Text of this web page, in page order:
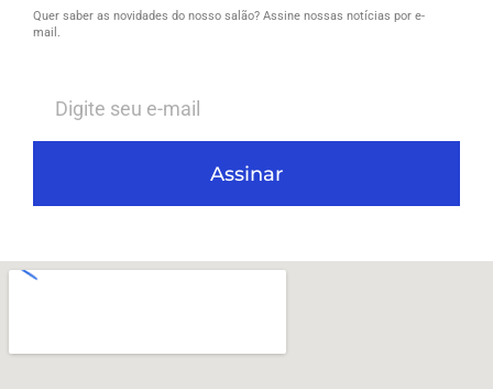
Quer saber as novidades do nosso salão? Assine nossas notícias por e-
mail.
Assinar